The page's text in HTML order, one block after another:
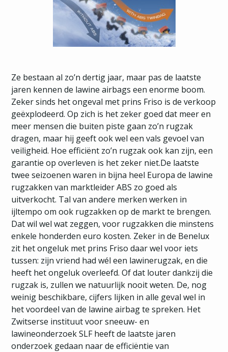
Ze bestaan al zo’n dertig jaar, maar pas de laatste
jaren kennen de lawine airbags een enorme boom.
Zeker sinds het ongeval met prins Friso is de verkoop
geëxplodeerd. Op zich is het zeker goed dat meer en
meer mensen die buiten piste gaan zo’n rugzak
dragen, maar hij geeft ook wel een vals gevoel van
veiligheid. Hoe efficiënt zo’n rugzak ook kan zijn, een
garantie op overleven is het zeker niet.De laatste
twee seizoenen waren in bijna heel Europa de lawine
rugzakken van marktleider ABS zo goed als
uitverkocht. Tal van andere merken werken in
ijltempo om ook rugzakken op de markt te brengen.
Dat wil wel wat zeggen, voor rugzakken die minstens
enkele honderden euro kosten. Zeker in de Benelux
zit het ongeluk met prins Friso daar wel voor iets
tussen: zijn vriend had wél een lawinerugzak, en die
heeft het ongeluk overleefd. Of dat louter dankzij die
rugzak is, zullen we natuurlijk nooit weten. De, nog
weinig beschikbare, cijfers lijken in alle geval wel in
het voordeel van de lawine airbag te spreken. Het
Zwitserse instituut voor sneeuw- en
lawineonderzoek SLF heeft de laatste jaren
onderzoek gedaan naar de efficiëntie van